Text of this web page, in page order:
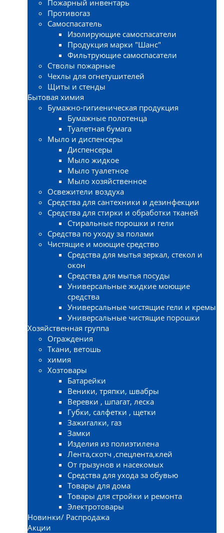
Пожарный инвентарь
Противогаз
Самоспасатель
Изолирующие самоспасатели
Продукция марки "Шанс"
Фильтрующие самоспасатели
Стволы пожарные
Чехлы для огнетушителей
Щиты и стенды
Бытовая химия
Бумажно-гигиеническая продукция
Бумажные полотенца
Туалетная бумага
Мыло и диспенсеры
Диспенсеры
Мыло жидкое
Мыло туалетное
Мыло хозяйственное
Освежители воздуха
Средства для сантехники и дезинфекции
Средства для стирки и обработки тканей
Стиральные порошки и гели
Средства по уходу за полами
Чистящие и моющие средство
Средства для мытья зеркал, стекол и
окон
Средства для мытья посуды
Универсальные жидкие моющие
средства
Универсальные чистящие гели и кремы
Универсальные чистящие порошки
Хозяйственная группа
Ограждения
Ткани, ветошь
химия
Хозтовары
Батарейки
Веники, тряпки, швабры
Веревки , шпагат, леска
Губки, салфетки , щетки
Зажигалки, газ
Замки
Изделия из полиэтилена
Лента,скотч ,спецлента,клей
От грызунов и насекомых
Средства для ухода за обувью
Товары для дома
Товары для стройки и ремонта
Электротовары
Новинки/ Распродажа
Акции